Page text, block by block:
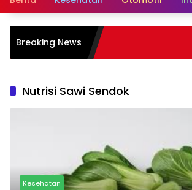
Breaking News
Burnout pada
Tips
Nutrisi Sawi Sendok
Kesehatan